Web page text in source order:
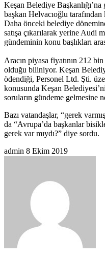
Keşan Belediye Başkanlığı’na
başkan Helvacıoğlu tarafından
Daha önceki belediye
satışa çıkarılarak yerine Audi
gündeminin konu başlıkları
Aracın piyasa fiyatının 212
olduğu biliniyor. Keşan
ödendiği, Personel Ltd. Şti.
konusunda Keşan
soruların gündeme gelmesine
Bazı vatandaşlar, “gerek
da “Avrupa’da başkanlar
gerek var mıydı?” diye sordu.
admin Bir
8 Ekim 2019